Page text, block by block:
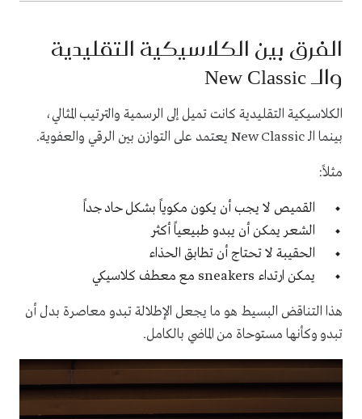
الفرق بين الكلاسيكية التقليدية
والـ New Classic
الكلاسيكية التقليدية كانت تميل إلى الرسمية والترتيب المثالي،
بينما الـ New Classic يعتمد على التوازن بين الرقي والعفوية.
مثلاً:
القميص لا يجب أن يكون مكوياً بشكل حاد جداً
الشعر يمكن أن يبدو طبيعياً أكثر
الحقيبة لا تحتاج أن تطابق الحذاء
يمكن ارتداء sneakers مع معطف كلاسيكي
هذا التناقض البسيط هو ما يجعل الإطلالة تبدو معاصرة بدل أن
تبدو وكأنها مستوحاة من الماضي بالكامل.